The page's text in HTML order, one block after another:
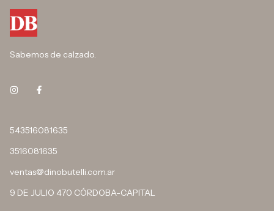
Sabemos de calzado.
543516081635
3516081635
ventas@dinobutelli.com.ar
9 DE JULIO 470 CÓRDOBA-CAPITAL